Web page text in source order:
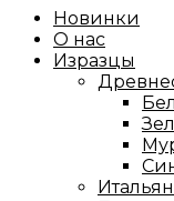
Новинки
О нас
Изразцы